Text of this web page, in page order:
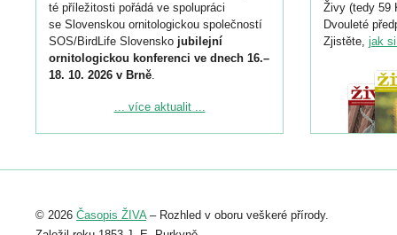
té příležitosti pořádá ve spolupráci
se Slovenskou ornitologickou společností
SOS/BirdLife Slovensko jubilejní
ornitologickou konferenci ve dnech 16.–
18. 10. 2026 v Brně.
Podrobnější informace ke konferenci
Registrovat se můžete do 6. září.
abstraktu přihlášené přednášky nebo
... více aktualit ...
Živy (tedy 59
Dvouleté
Zjistěte, jak
© 2026 Časopis ŽIVA– Rozhled v oboru veškeré přírody.